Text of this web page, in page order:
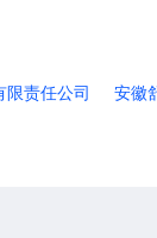
限责任公司 安徽